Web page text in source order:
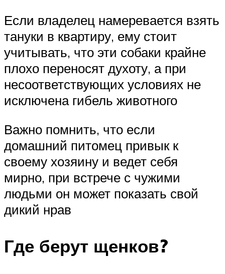
Если владелец намеревается взять
тануки в квартиру, ему стоит
учитывать, что эти собаки крайне
плохо переносят духоту, а при
несоответствующих условиях не
исключена гибель животного
Важно помнить, что если
домашний питомец привык к
своему хозяину и ведет себя
мирно, при встрече с чужими
людьми он может показать свой
дикий нрав
Где берут щенков?